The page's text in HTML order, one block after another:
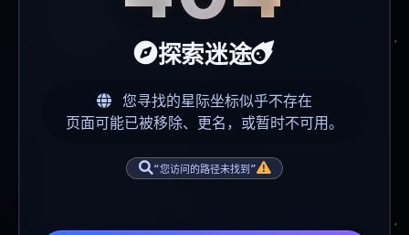
探索迷途
您寻找的星际坐标似乎不存在
页面可能已被移除、更名，或暂时不可用。
“您访问的路径未找到”